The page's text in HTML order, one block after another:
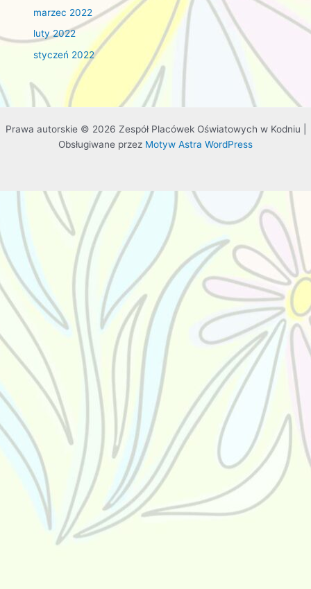
marzec 2022
luty 2022
styczeń 2022
Prawa autorskie © 2026 Zespół Placówek Oświatowych w Kodniu |
Obsługiwane przez Motyw Astra WordPress